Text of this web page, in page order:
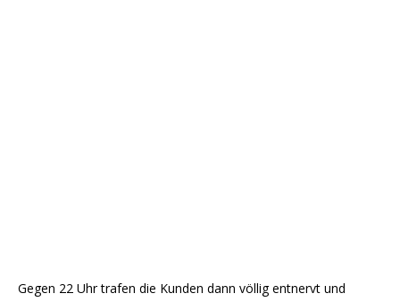
Gegen 22 Uhr trafen die Kunden dann völlig entnervt und